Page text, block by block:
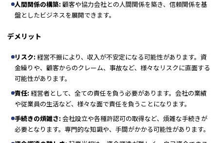
人間関係の構築:顧客や協力会社との人間関係を築き、信頼関係を基
盤としたビジネスを展開できます。
デメリット
リスク:経営不振により、収入が不安定になる可能性があります。資
金繰りや、顧客からのクレーム、事故など、様々なリスクに直面する
可能性があります。
責任:経営者として、全ての責任を負う必要があります。会社の業績
や従業員の生活など、様々な面で責任を負うことになります。
手続きの煩雑さ:会社設立や各種許認可の取得など、煩雑な手続きが
必要となります。専門的な知識や、手間がかかる可能性があります。